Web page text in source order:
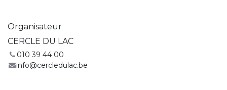
Organisateur
CERCLE DU LAC
010 39 44 00
info@cercledulac.be